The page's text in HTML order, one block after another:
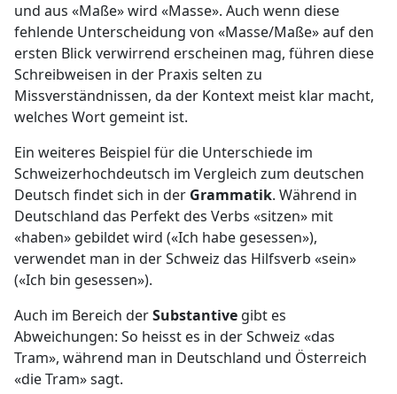
und aus «Maße» wird «Masse». Auch wenn diese
fehlende Unterscheidung von «Masse/Maße» auf den
ersten Blick verwirrend erscheinen mag, führen diese
Schreibweisen in der Praxis selten zu
Missverständnissen, da der Kontext meist klar macht,
welches Wort gemeint ist.
Ein weiteres Beispiel für die Unterschiede im
Schweizerhochdeutsch im Vergleich zum deutschen
Deutsch findet sich in der Grammatik. Während in
Deutschland das Perfekt des Verbs «sitzen» mit
«haben» gebildet wird («Ich habe gesessen»),
verwendet man in der Schweiz das Hilfsverb «sein»
(«Ich bin gesessen»).
Auch im Bereich derSubstantive gibt es
Abweichungen: So heisst es in der Schweiz «das
Tram», während man in Deutschland und Österreich
«die Tram» sagt.